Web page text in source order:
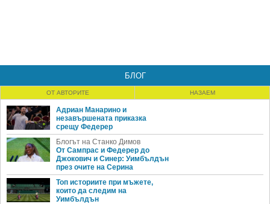
БЛОГ
ОТ АВТОРИТЕ НАЗАЕМ
Адриан Манарино и
незавършената приказка
срещу Федерер
Блогът на Станко Димов
От Сампрас и Федерер до
Джокович и Синер: Уимбълдън
през очите на Серина
Топ историите при мъжете,
които да следим на
Уимбълдън